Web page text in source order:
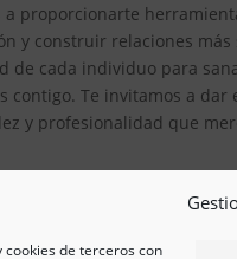
de terceros con
a proporcionarte
y construir relaciones
de cada individuo para
contigo. Te invitamos a
y profesionalidad que